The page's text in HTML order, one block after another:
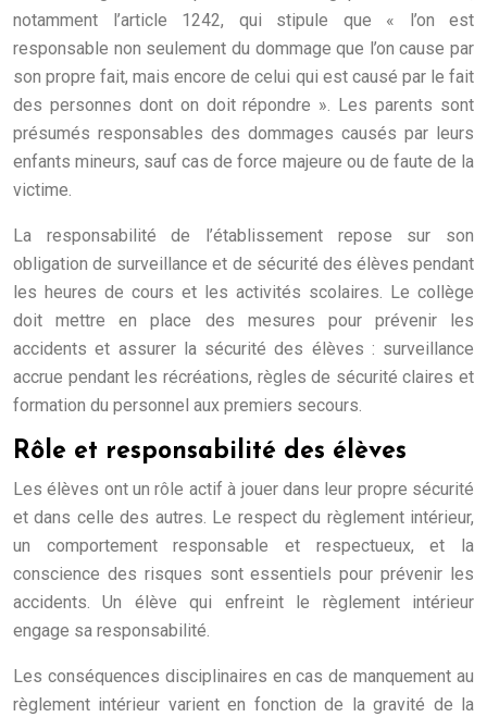
notamment l’article 1242, qui stipule que « l’on est
responsable non seulement du dommage que l’on cause par
son propre fait, mais encore de celui qui est causé par le fait
des personnes dont on doit répondre ». Les parents sont
présumés responsables des dommages causés par leurs
enfants mineurs, sauf cas de force majeure ou de faute de la
victime.
La responsabilité de l’établissement repose sur son
obligation de surveillance et de sécurité des élèves pendant
les heures de cours et les activités scolaires. Le collège
doit mettre en place des mesures pour prévenir les
accidents et assurer la sécurité des élèves : surveillance
accrue pendant les récréations, règles de sécurité claires et
formation du personnel aux premiers secours.
Rôle et responsabilité des élèves
Les élèves ont un rôle actif à jouer dans leur propre sécurité
et dans celle des autres. Le respect du règlement intérieur,
un comportement responsable et respectueux, et la
conscience des risques sont essentiels pour prévenir les
accidents. Un élève qui enfreint le règlement intérieur
engage sa responsabilité.
Les conséquences disciplinaires en cas de manquement au
règlement intérieur varient en fonction de la gravité de la